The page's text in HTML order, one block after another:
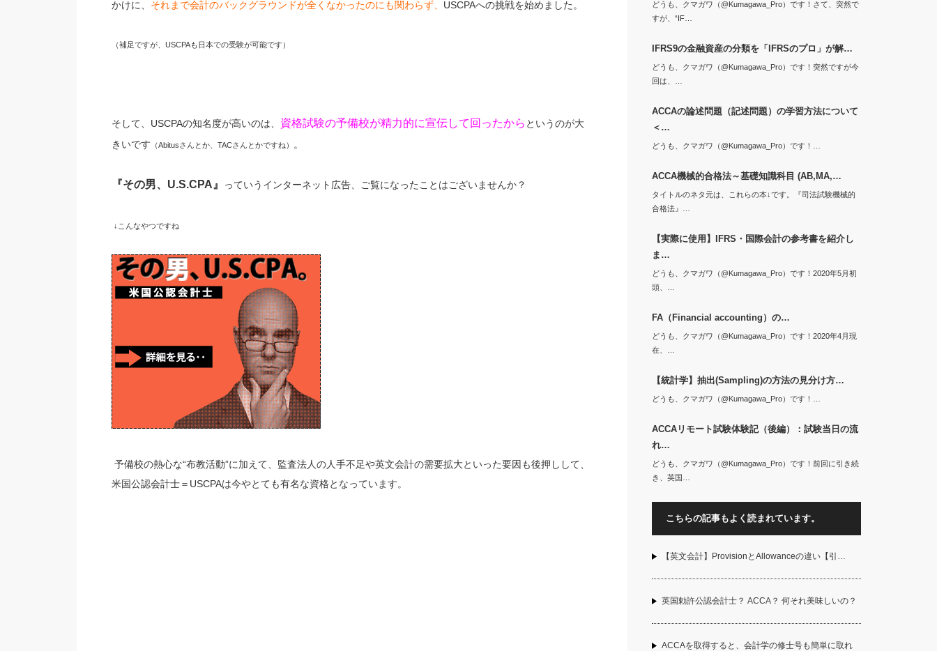
かけに、 それまで会計のバックグラウンドが全くなかったのにも関わらず、 USCPAへの挑戦を始めました。
（補足ですが、 USCPAも日本での受験が可能です）
そして、 USCPAの知名度が高いのは、 資格試験の予備校が精力的に宣伝して回ったから というのが大
きいです （Abitusさんとか、 TACさんとかですね） 。
『その男、 U.S.CPA 』 っていうインターネット広告、ご覧になったことはございませんか？
↓こんなやつですね
予備校の熱心な“布教活動”に加えて、監査法人の人手不足や英文会計の需要拡大といった要因も後押しして、
米国公認会計士＝ USCPAは今やとても有名な資格となっています。
どうも、クマガワ（@Kumagawa_Pro）です！さて、突然で
すが、“IF…
IFRS9の金融資産の分類を「IFRSのプロ」が解…
どうも、クマガワ（@Kumagawa_Pro）です！突然ですが今
回は、…
ACCAの論述問題（記述問題）の学習方法について
＜…
どうも、クマガワ（@Kumagawa_Pro）です！…
ACCA機械的合格法～基礎知識科目 (AB,MA,…
タイトルのネタ元は、これらの本↓です。『司法試験機械的
合格法』…
【実際に使用】IFRS・国際会計の参考書を紹介し
ま…
どうも、クマガワ（@Kumagawa_Pro）です！2020年5月初
頭、…
FA（Financial accounting）の…
どうも、クマガワ（@Kumagawa_Pro）です！2020年4月現
在、…
【統計学】抽出(Sampling)の方法の見分け方…
どうも、クマガワ（@Kumagawa_Pro）です！…
ACCAリモート試験体験記（後編）：試験当日の流
れ…
どうも、クマガワ（@Kumagawa_Pro）です！前回に引き続
き、英国…
こちらの記事もよく読まれています。
【英文会計】ProvisionとAllowanceの違い【引…
英国勅許公認会計士？ ACCA？ 何それ美味しいの？
ACCAを取得すると、会計学の修士号も簡単に取れ